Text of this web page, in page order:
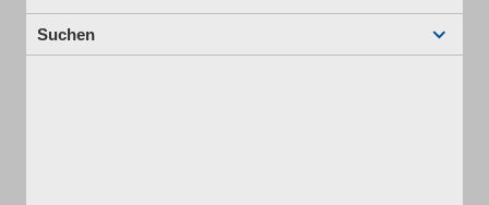
Suchen